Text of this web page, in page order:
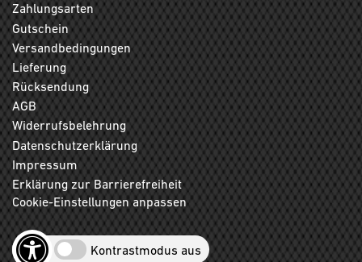
Zahlungsarten
Gutschein
Versandbedingungen
Lieferung
Rücksendung
AGB
Widerrufsbelehrung
Datenschutzerklärung
Impressum
Erklärung zur Barrierefreiheit
Cookie-Einstellungen anpassen
Kontrastmodus aus